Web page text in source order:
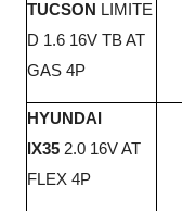
TUCSON LIMITE
D 1.6 16V TB AT
GAS 4P
HYUNDAI
IX35 2.0 16V AT
FLEX 4P